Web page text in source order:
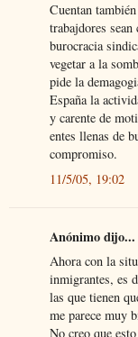
Cuentan
trabajdores
burocracia
vegetar a la
pide la
España la
y carente de
entes llenas de
compromiso.
11/5/05, 19:02
Anónimo dijo...
Ahora con la
inmigrantes, es
las que tienen
me parece muy
No creo que